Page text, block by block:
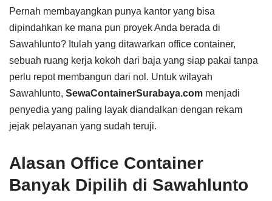
Pernah membayangkan punya kantor yang bisa
dipindahkan ke mana pun proyek Anda berada di
Sawahlunto? Itulah yang ditawarkan office container,
sebuah ruang kerja kokoh dari baja yang siap pakai tanpa
perlu repot membangun dari nol. Untuk wilayah
Sawahlunto, SewaContainerSurabaya.com menjadi
penyedia yang paling layak diandalkan dengan rekam
jejak pelayanan yang sudah teruji.
Alasan Office Container
Banyak Dipilih di Sawahlunto